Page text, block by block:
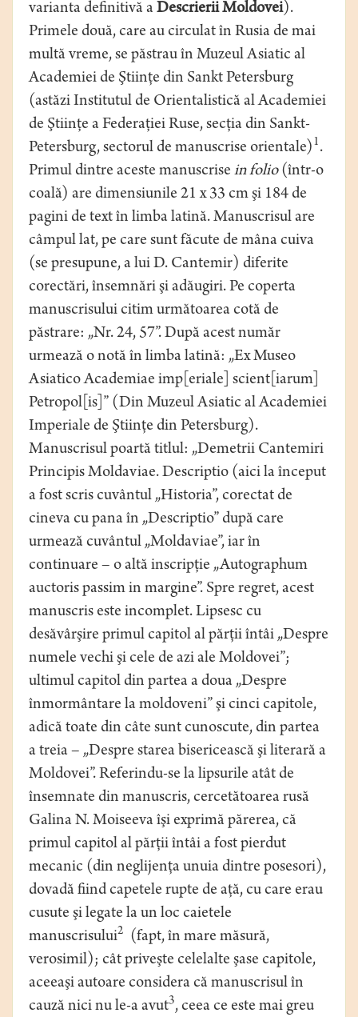
varianta definitivă a Descrierii Moldovei).
Primele două, care au circulat în Rusia de mai
multă vreme, se păstrau în Muzeul Asiatic al
Academiei de Ştiinţe din Sankt Petersburg
(astăzi Institutul de Orientalistică al Academiei
de Ştiinţe a Federaţiei Ruse, secţia din Sankt-
Petersburg, sectorul de manuscrise orientale)1.
Primul dintre aceste manuscrise in folio(într-o
coală) are dimensiunile 21 x 33 cm şi 184 de
pagini de text în limba latină. Manuscrisul are
câmpul lat, pe care sunt făcute de mâna cuiva
(se presupune, a lui D. Cantemir) diferite
corectări, însemnări şi adăugiri. Pe coperta
manuscrisului citim următoarea cotă de
păstrare: „Nr. 24, 57”. După acest număr
urmează o notă în limba latină: „Ex Museo
Asiatico Academiae imp[eriale] scient[iarum]
Petropol[is]” (Din Muzeul Asiatic al Academiei
Imperiale de Ştiinţe din Petersburg).
Manuscrisul poartă titlul: „Demetrii Cantemiri
Principis Moldaviae. Descriptio (aici la început
a fost scris cuvântul „Historia”, corectat de
cineva cu pana în „Descriptio” după care
urmează cuvântul „Moldaviae”, iar în
continuare – o altă inscripţie „Autographum
auctoris passim in margine”. Spre regret, acest
manuscris este incomplet. Lipsesc cu
desăvârşire primul capitol al părţii întâi „Despre
numele vechi şi cele de azi ale Moldovei”;
ultimul capitol din partea a doua „Despre
înmormântare la moldoveni” şi cinci capitole,
adică toate din câte sunt cunoscute, din partea
a treia – „Despre starea bisericească şi literară a
Moldovei”. Referindu-se la lipsurile atât de
însemnate din manuscris, cercetătoarea rusă
Galina N. Moiseeva îşi exprimă părerea, că
primul capitol al părţii întâi a fost pierdut
mecanic (din neglijenţa unuia dintre posesori),
dovadă fiind capetele rupte de aţă, cu care erau
cusute şi legate la un loc caietele
manuscrisului2
(fapt, în mare măsură,
verosimil); cât priveşte celelalte şase capitole,
aceeaşi autoare considera că manuscrisul în
cauză nici nu le-a avut3, ceea ce este mai greu